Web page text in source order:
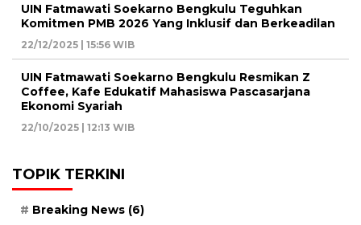
UIN Fatmawati Soekarno Bengkulu Teguhkan
Komitmen PMB 2026 Yang Inklusif dan Berkeadilan
22/12/2025 | 15:56 WIB
UIN Fatmawati Soekarno Bengkulu Resmikan Z
Coffee, Kafe Edukatif Mahasiswa Pascasarjana
Ekonomi Syariah
22/10/2025 | 12:13 WIB
TOPIK TERKINI
Breaking News (6)